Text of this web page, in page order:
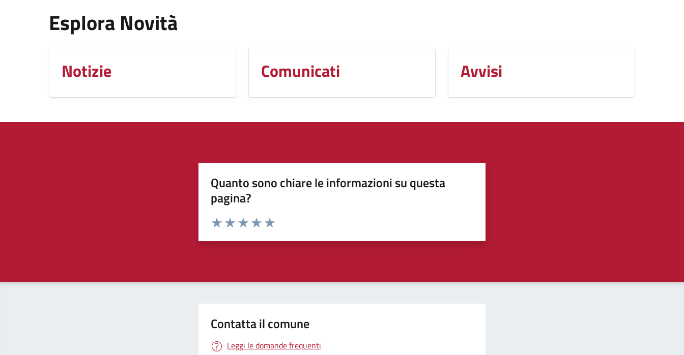
Esplora Novità
Notizie Comunicati Avvisi
Quanto sono chiare le informazioni su questa
pagina?
Valuta da 1 a 5 stelle la pagina
Contatta il comune
Leggi le domande frequenti